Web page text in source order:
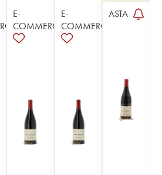
E-
COMMERCE
E-
COMMERCE
ASTA